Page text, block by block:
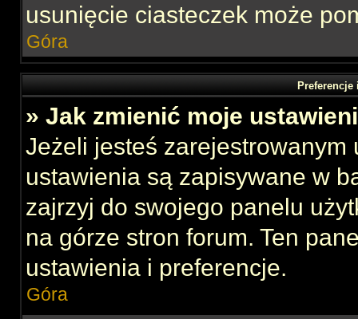
usunięcie ciasteczek może
Góra
» Jak zmienić moje
Jeżeli jesteś zarejestrowanym
ustawienia są zapisywane w
zajrzyj do swojego panelu
na górze stron forum. Ten
ustawienia i preferencje.
Góra